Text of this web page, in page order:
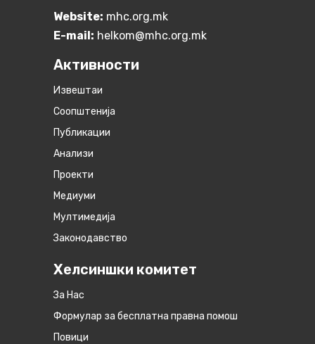
Website: mhc.org.mk
E-mail: helkom@mhc.org.mk
Активности
Извештаи
Соопштенија
Публикации
Анализи
Проекти
Медиуми
Мултимедија
Законодавство
Хелсиншки комитет
За Нас
Формулар за бесплатна правна помош
Повици